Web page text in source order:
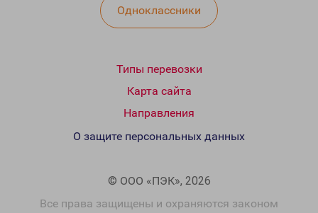
Одноклассники
Типы перевозки
Карта сайта
Направления
© ООО «ПЭК», 2026
Все права защищены и охраняются законом
О защите персональных данных